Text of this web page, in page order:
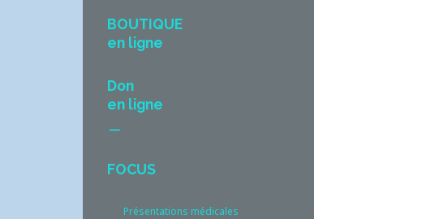
BOUTIQUE
en ligne
Don
en ligne
FOCUS
Présentations médicales